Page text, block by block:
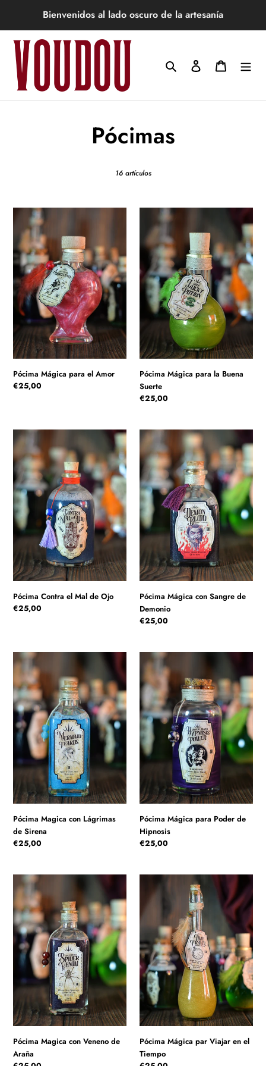
directamente
al
contenido
Bienvenidos al lado oscuro de la artesanía
Buscar Ingresar Carrito
C
e
c
c
i
ó
n
:
Pócimas
16 artículos
Pócima
Mágica
para
el
Amor
Pócima Mágica para el Amor
Precio
€25,00
Pócima
Mágica
para
la
Buena
Suerte
Pócima Mágica para la Buena
Suerte
Precio
€25,00
Pócima
Contra
el
Mal
de
Ojo
Pócima Contra el Mal de Ojo
Precio
€25,00
Pócima
Mágica
con
Sangre
de
Demonio
Pócima Mágica con Sangre de
Demonio
Precio
€25,00
Pócima
Magica
con
Lágrimas
de
Sirena
Pócima Magica con Lágrimas
de Sirena
Precio
€25,00
Pócima
Mágica
para
Poder
de
Hipnosis
Pócima Mágica para Poder de
Hipnosis
Precio
€25,00
Pócima
Magica
con
Veneno
de
Araña
Pócima Magica con Veneno de
Araña
Mágica
par
Viajar
en
el
Tiempo
Pócima Mágica par Viajar en el
Tiempo